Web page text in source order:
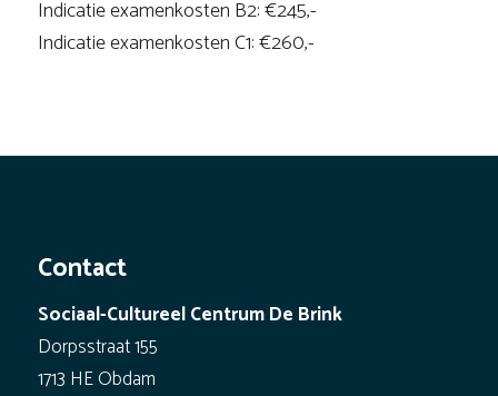
Indicatie examenkosten B2: €245,-
Indicatie examenkosten C1: €260,-
Contact
Sociaal-Cultureel Centrum De Brink
Dorpsstraat 155
1713 HE Obdam